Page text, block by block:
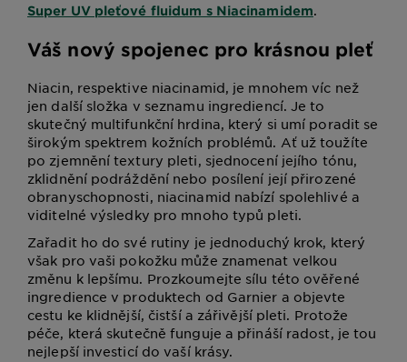
Super UV pleťové fluidum s Niacinamidem.
Váš nový spojenec pro krásnou pleť
Niacin, respektive niacinamid, je mnohem víc než
jen další složka v seznamu ingrediencí. Je to
skutečný multifunkční hrdina, který si umí poradit se
širokým spektrem kožních problémů. Ať už toužíte
po zjemnění textury pleti, sjednocení jejího tónu,
zklidnění podráždění nebo posílení její přirozené
obranyschopnosti, niacinamid nabízí spolehlivé a
viditelné výsledky pro mnoho typů pleti.
Zařadit ho do své rutiny je jednoduchý krok, který
však pro vaši pokožku může znamenat velkou
změnu k lepšímu. Prozkoumejte sílu této ověřené
ingredience v produktech od Garnier a objevte
cestu ke klidnější, čistší a zářivější pleti. Protože
péče, která skutečně funguje a přináší radost, je tou
nejlepší investicí do vaší krásy.